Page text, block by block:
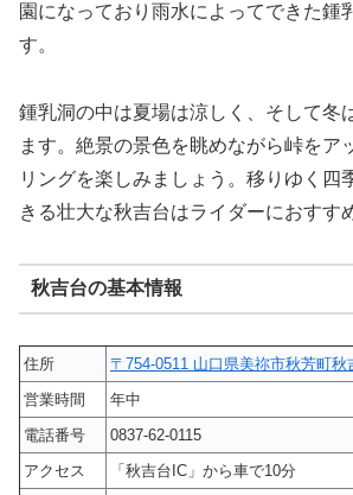
園になっており雨水によってできた鍾
す。
鍾乳洞の中は夏場は涼しく、そして冬
ます。絶景の景色を眺めながら峠をア
リングを楽しみましょう。移りゆく四
きる壮大な秋吉台はライダーにおすす
秋吉台の基本情報
住所
〒754-0511 山口県美祢市秋芳町秋
営業時間
年中
電話番号
0837-62-0115
アクセス
「秋吉台IC」から車で10分